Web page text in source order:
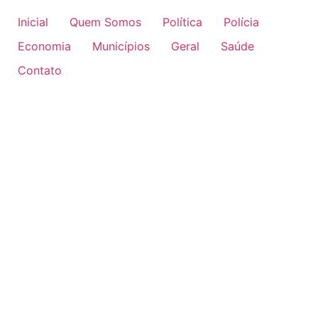
Inicial Quem Somos Política
Polícia
Economia
Municípios Geral
Saúde
Contato